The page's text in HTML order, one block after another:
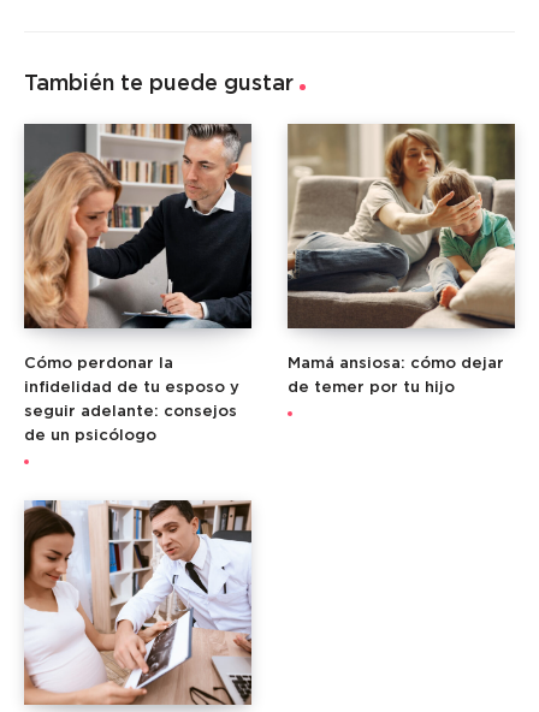
También te puede gustar
Cómo perdonar la
infidelidad de tu esposo y
seguir adelante: consejos
de un psicólogo
Mamá ansiosa: cómo dejar
de temer por tu hijo